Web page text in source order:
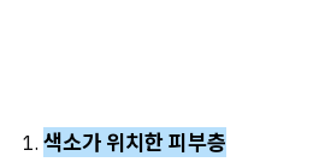
색소가 위치한 피부층